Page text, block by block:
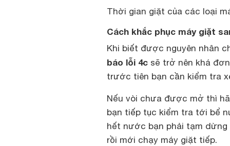
Thời gian giặt của các loại
Cách khắc phục máy giặt
Khi biết được nguyên nhân
báo lỗi 4c sẽ trở nên khá
trước tiên bạn cần kiểm tra
Nếu vòi chưa được mở thì
bạn tiếp tục kiểm tra tới bể
hết nước bạn phải tạm
rồi mới chạy máy giặt tiếp.